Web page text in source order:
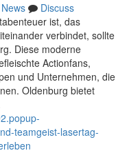
News
Discuss
ist, das
verbindet, sollte
Diese moderne
Actionfans,
und Unternehmen, die
Oldenburg bietet
teamgeist-lasertag-